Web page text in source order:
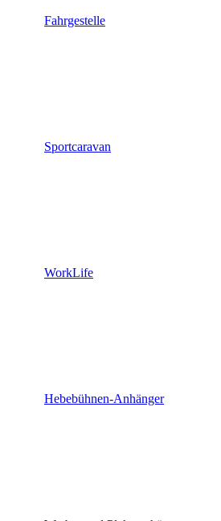
Fahrgestelle
Sportcaravan
WorkLife
Hebebühnen-Anhänger